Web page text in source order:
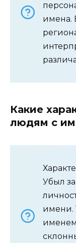
имена.
Какие
людям с
Убыл
имени.